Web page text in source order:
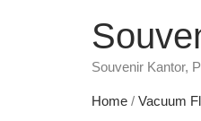
Souvenir Kantor,
Home / Vacuum